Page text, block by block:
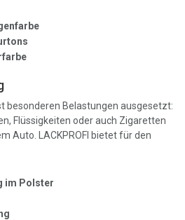
besonderen Belastungen ausgesetzt:
Flüssigkeiten oder auch Zigaretten
Auto. LACKPROFI bietet für den
im Polster